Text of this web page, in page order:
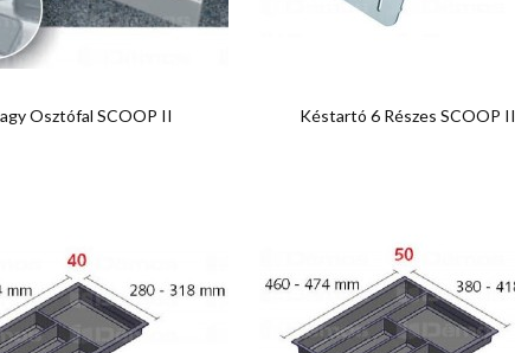
Osztófal SCOOP II
Előnézet Késtartó 6 Részes SCOOP II
 Előnézet